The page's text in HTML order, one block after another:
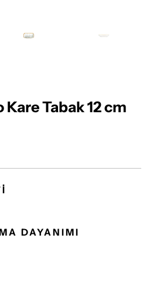
Tabak 12 cm
DAYANIMI